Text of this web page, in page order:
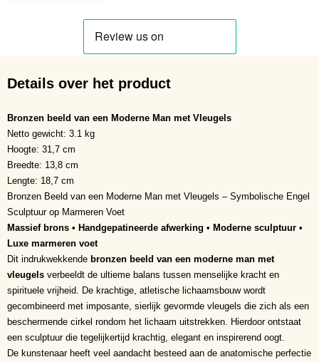
Details over het product
Bronzen beeld van een Moderne Man met Vleugels
Netto gewicht: 3.1 kg
Hoogte: 31,7 cm
Breedte: 13,8 cm
Lengte: 18,7 cm
Bronzen Beeld van een Moderne Man met Vleugels – Symbolische Engel
Sculptuur op Marmeren Voet
Massief brons • Handgepatineerde afwerking • Moderne sculptuur •
Luxe marmeren voet
Dit indrukwekkende bronzen beeld van een moderne man met
vleugels verbeeldt de ultieme balans tussen menselijke kracht en
spirituele vrijheid. De krachtige, atletische lichaamsbouw wordt
gecombineerd met imposante, sierlijk gevormde vleugels die zich als een
beschermende cirkel rondom het lichaam uitstrekken. Hierdoor ontstaat
een sculptuur die tegelijkertijd krachtig, elegant en inspirerend oogt.
De kunstenaar heeft veel aandacht besteed aan de anatomische perfectie